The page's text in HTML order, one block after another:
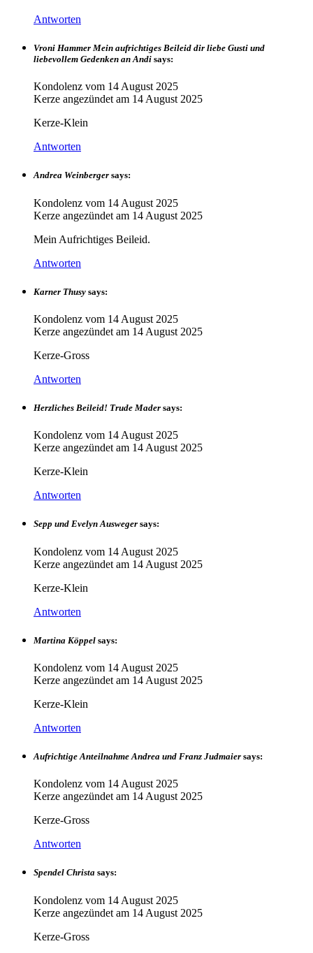
Antworten
Vroni Hammer Mein aufrichtiges Beileid dir liebe Gusti und
liebevollem Gedenken an Andi says:
Kondolenz vom 14 August 2025
Kerze angezündet am 14 August 2025
Kerze-Klein
Antworten
Andrea Weinberger says:
Kondolenz vom 14 August 2025
Kerze angezündet am 14 August 2025
Mein Aufrichtiges Beileid.
Antworten
Karner Thusy says:
Kondolenz vom 14 August 2025
Kerze angezündet am 14 August 2025
Kerze-Gross
Antworten
Herzliches Beileid! Trude Mader says:
Kondolenz vom 14 August 2025
Kerze angezündet am 14 August 2025
Kerze-Klein
Antworten
Sepp und Evelyn Ausweger says:
Kondolenz vom 14 August 2025
Kerze angezündet am 14 August 2025
Kerze-Klein
Antworten
Martina Köppel says:
Kondolenz vom 14 August 2025
Kerze angezündet am 14 August 2025
Kerze-Klein
Antworten
Aufrichtige Anteilnahme Andrea und Franz Judmaier says:
Kondolenz vom 14 August 2025
Kerze angezündet am 14 August 2025
Kerze-Gross
Antworten
Spendel Christa says:
Kondolenz vom 14 August 2025
Kerze angezündet am 14 August 2025
Kerze-Gross